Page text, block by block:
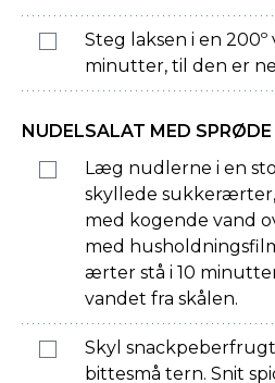
Steg laksen i en 200º
minutter, til den er
NUDELSALAT MED
Læg nudlerne i en
skyllede
med kogende vand
med
ærter stå i 10
vandet fra skålen.
Skyl
bittesmå tern. Snit